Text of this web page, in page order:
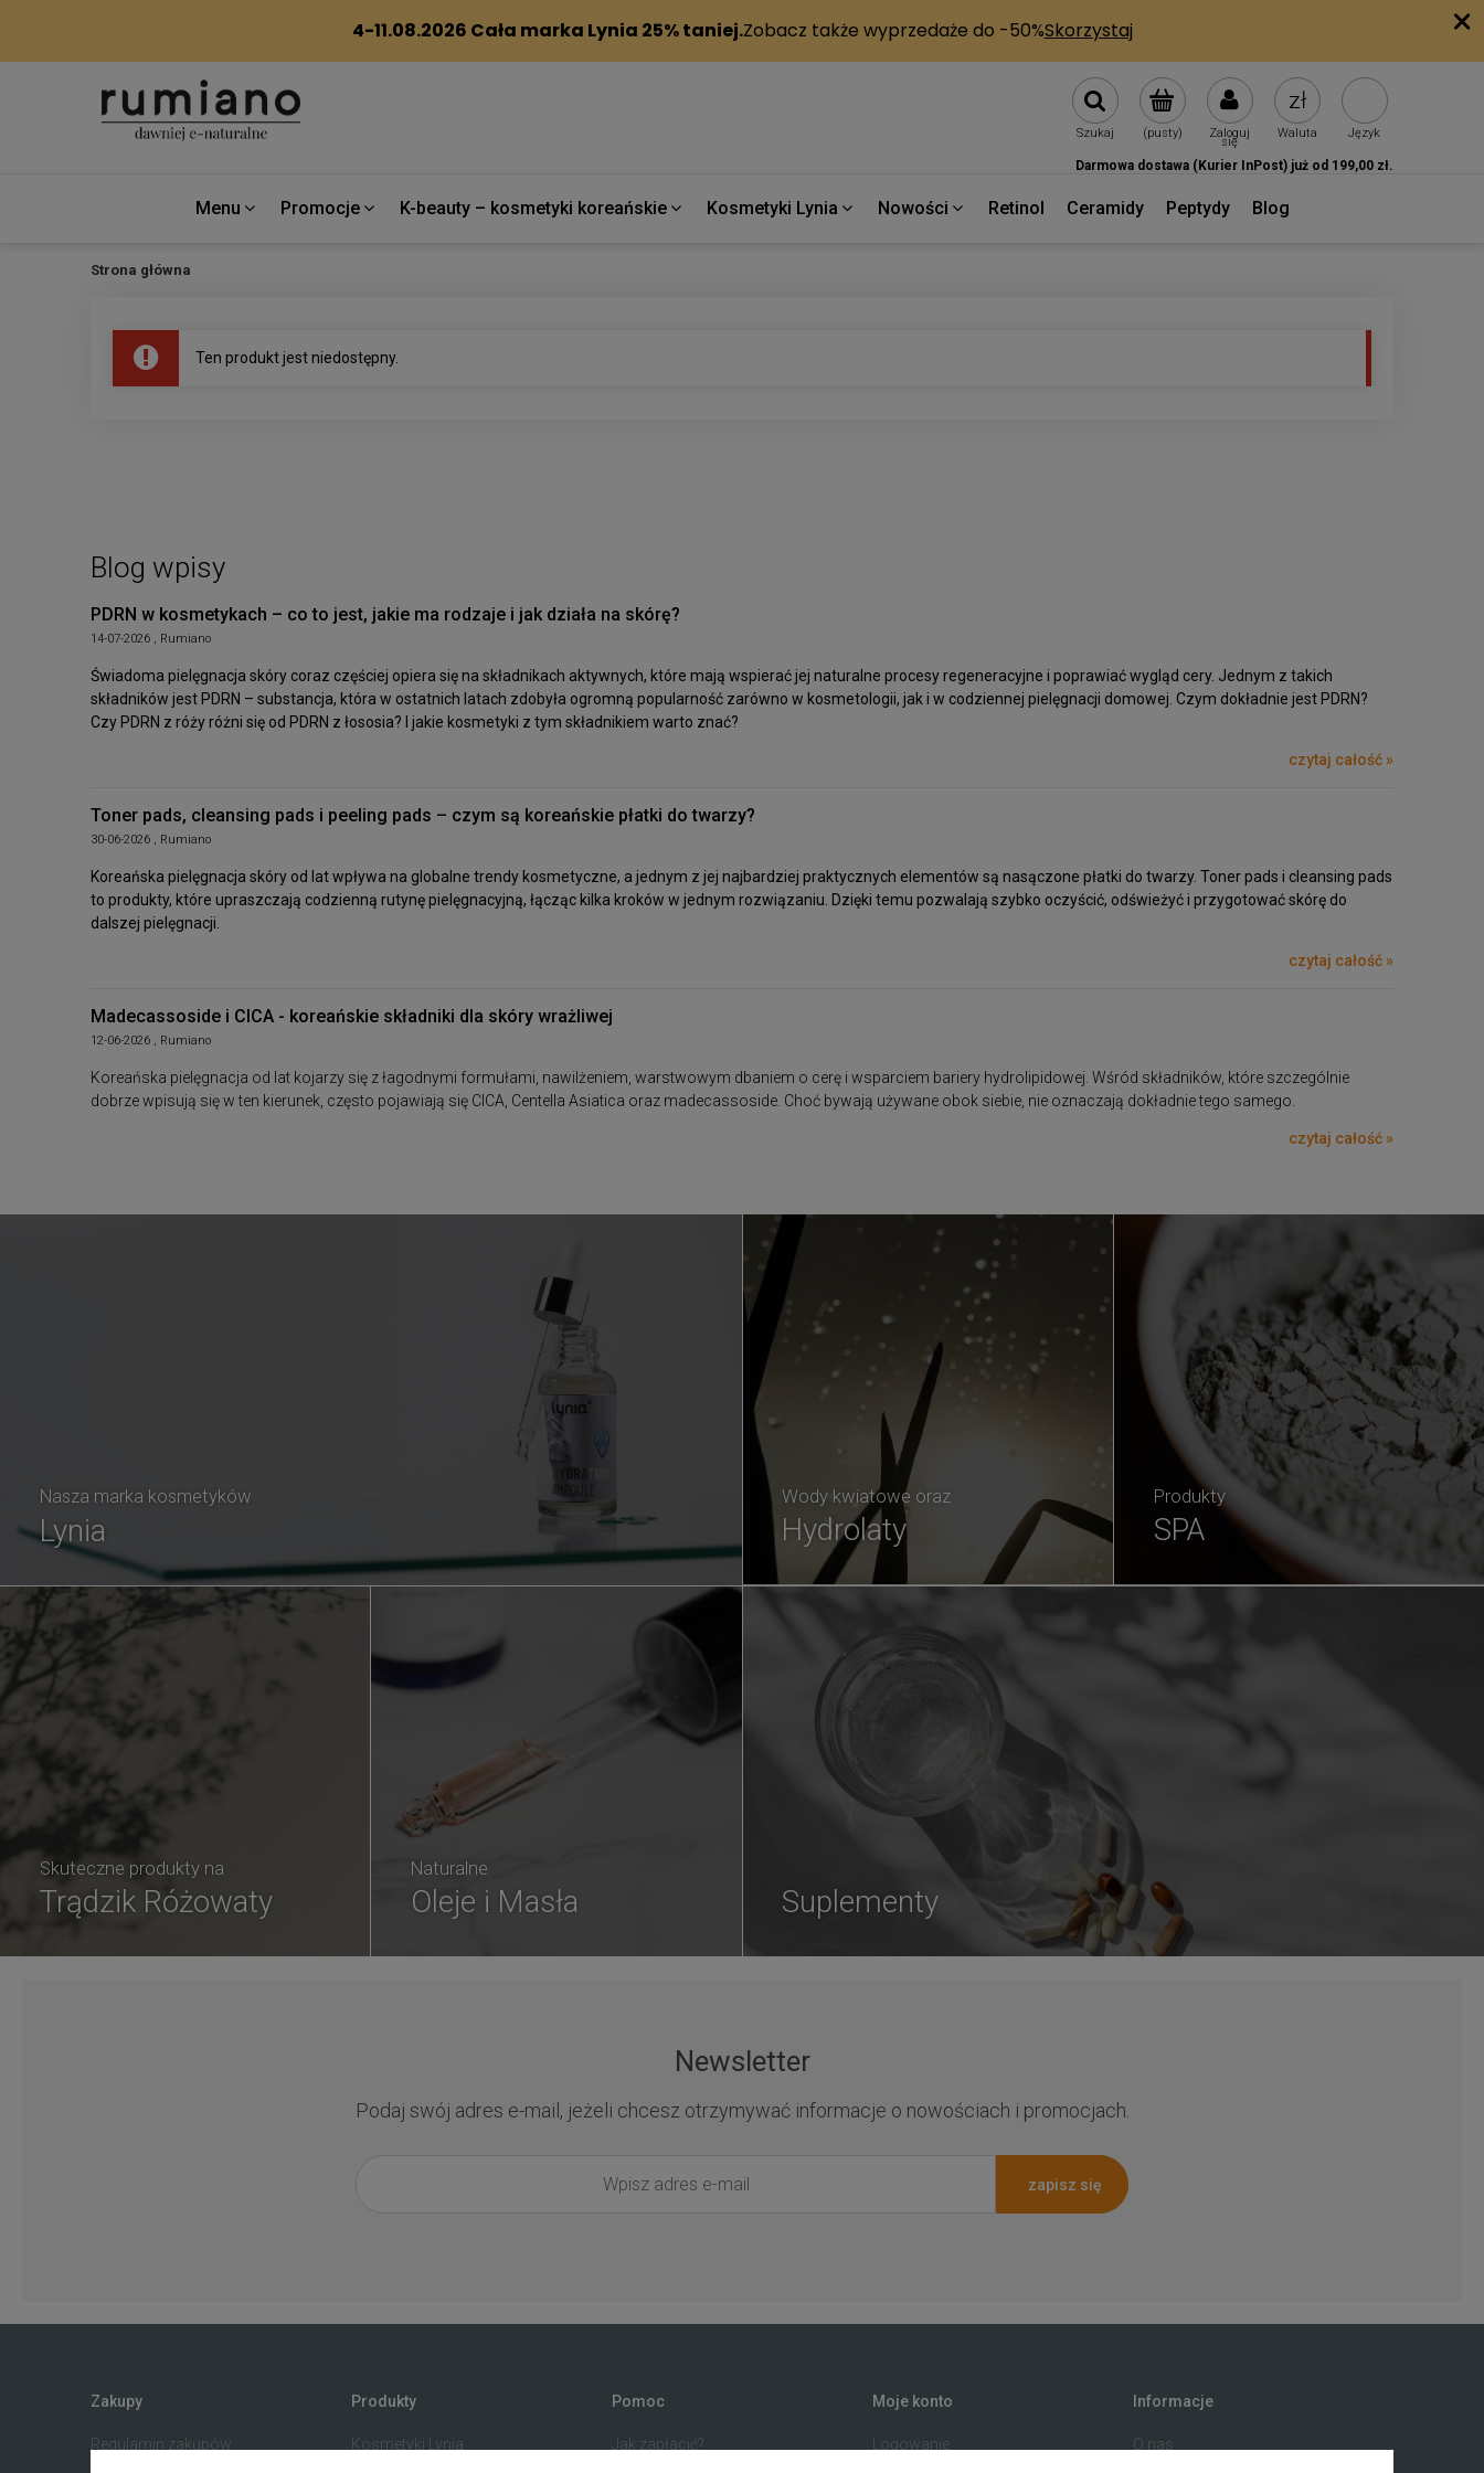
(pusty) Zaloguj
się
Szukaj Waluta Język
Darmowa dostawa (Kurier InPost) już od 199,00 zł.
Menu Promocje K-beauty – kosmetyki koreańskie Kosmetyki Lynia Nowości Retinol Ceramidy Peptydy Blog
Strona główna
Ten produkt jest niedostępny.
Blog wpisy
PDRN w kosmetykach – co to jest, jakie ma rodzaje i jak działa na skórę?
14-07-2026 , Rumiano
Świadoma pielęgnacja skóry coraz częściej opiera się na składnikach aktywnych, które mają wspierać jej naturalne procesy regeneracyjne i poprawiać wygląd cery. Jednym z takich
składników jest PDRN – substancja, która w ostatnich latach zdobyła ogromną popularność zarówno w kosmetologii, jak i w codziennej pielęgnacji domowej. Czym dokładnie jest PDRN?
Czy PDRN z róży różni się od PDRN z łososia? I jakie kosmetyki z tym składnikiem warto znać?
czytaj całość »
Toner pads, cleansing pads i peeling pads – czym są koreańskie płatki do twarzy?
30-06-2026 , Rumiano
Koreańska pielęgnacja skóry od lat wpływa na globalne trendy kosmetyczne, a jednym z jej najbardziej praktycznych elementów są nasączone płatki do twarzy. Toner pads i cleansing pads
to produkty, które upraszczają codzienną rutynę pielęgnacyjną, łącząc kilka kroków w jednym rozwiązaniu. Dzięki temu pozwalają szybko oczyścić, odświeżyć i przygotować skórę do
dalszej pielęgnacji.
czytaj całość »
Madecassoside i CICA - koreańskie składniki dla skóry wrażliwej
12-06-2026 , Rumiano
Koreańska pielęgnacja od lat kojarzy się z łagodnymi formułami, nawilżeniem, warstwowym dbaniem o cerę i wsparciem bariery hydrolipidowej. Wśród składników, które szczególnie
dobrze wpisują się w ten kierunek, często pojawiają się CICA, Centella Asiatica oraz madecassoside. Choć bywają używane obok siebie, nie oznaczają dokładnie tego samego.
czytaj całość »
Nasza marka kosmetyków
Lynia
Wody kwiatowe oraz
Hydrolaty
Produkty
SPA
Suplementy
Skuteczne produkty na
Trądzik Różowaty
Naturalne
Oleje i Masła
Newsletter
Podaj swój adres e-mail, jeżeli chcesz otrzymywać informacje o nowościach i promocjach.
zapisz się
Zakupy
Regulamin zakupów
Produkty
Kosmetyki Lynia
Pomoc
Jak zapłacić?
Moje konto
Logowanie
Informacje
O nas